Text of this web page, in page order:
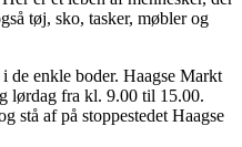
tøj, sko, tasker, møbler og
de enkle boder. Haagse Markt
lørdag fra kl. 9.00 til 15.00.
stå af på stoppestedet Haagse